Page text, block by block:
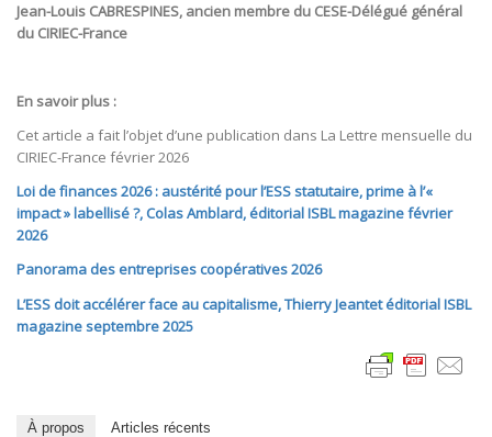
Jean-Louis CABRESPINES, ancien membre du CESE-Délégué général
du CIRIEC-France
En savoir plus :
Cet article a fait l’objet d’une publication dans La Lettre mensuelle du
CIRIEC-France février 2026
Loi de finances 2026 : austérité pour l’ESS statutaire, prime à l’«
impact » labellisé ?, Colas Amblard, éditorial ISBL magazine février
2026
Panorama des entreprises coopératives 2026
L’ESS doit accélérer face au capitalisme, Thierry Jeantet éditorial ISBL
magazine septembre 2025
À propos Articles récents